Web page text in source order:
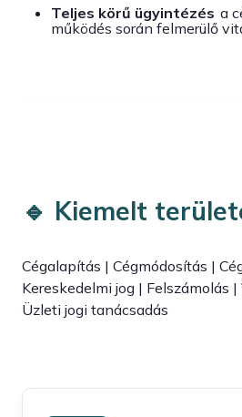
Teljes körű ügyintézés a
működés során felmerülő
🔹 Kiemelt
Cégalapítás | Cégmódosítás |
Kereskedelmi jog | Felszámolás
Üzleti jogi tanácsadás